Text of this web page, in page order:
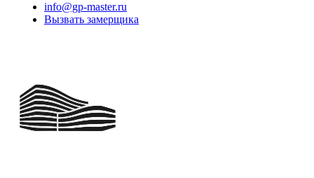
info@gp-master.ru
Вызвать замерщика